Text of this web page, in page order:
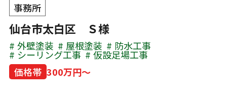
事務所
仙台市太白区 Ｓ様
外壁塗装 屋根塗装 防水工事
シーリング工事
仮設足場工事
価格帯 300万円～